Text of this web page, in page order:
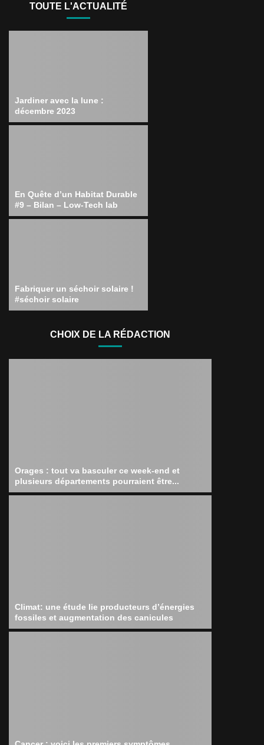
TOUTE L'ACTUALITÉ
Jardiner avec la lune :
décembre 2023
En Quête d’un Habitat Durable
#9 – Bilan – Low-Tech lab
Fabriquer un séchoir solaire !
#séchoir solaire
CHOIX DE LA RÉDACTION
Orages : tout va basculer ce week-end et
plusieurs départements pourraient être...
Climat: une étude lie producteurs d’énergies
fossiles et augmentation des canicules